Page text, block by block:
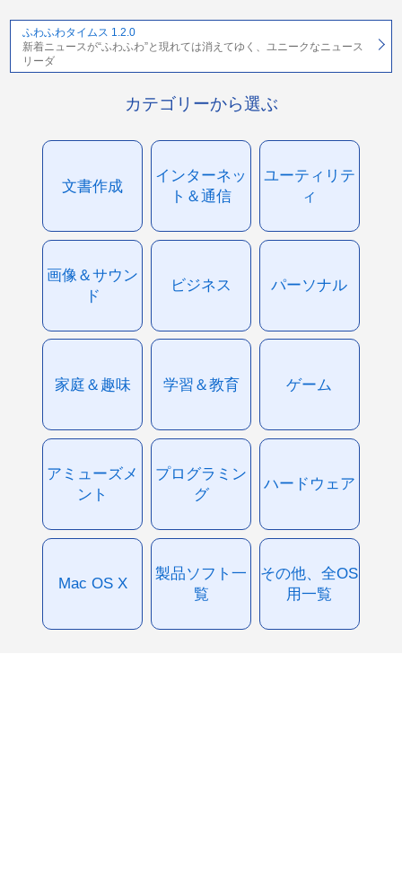
ふわふわタイムス 1.2.0
新着ニュースが“ふわふわ”と現れては消えてゆく、ユニークなニュース
リーダ
カテゴリーから選ぶ
文書作成
インターネッ
ト＆通信
ユーティリテ
ィ
画像＆サウン
ド
ビジネス パーソナル
家庭＆趣味 学習＆教育 ゲーム
アミューズメ
ント
プログラミン
グ
ハードウェア
Mac OS X
製品ソフト一
覧
その他、全OS
用一覧